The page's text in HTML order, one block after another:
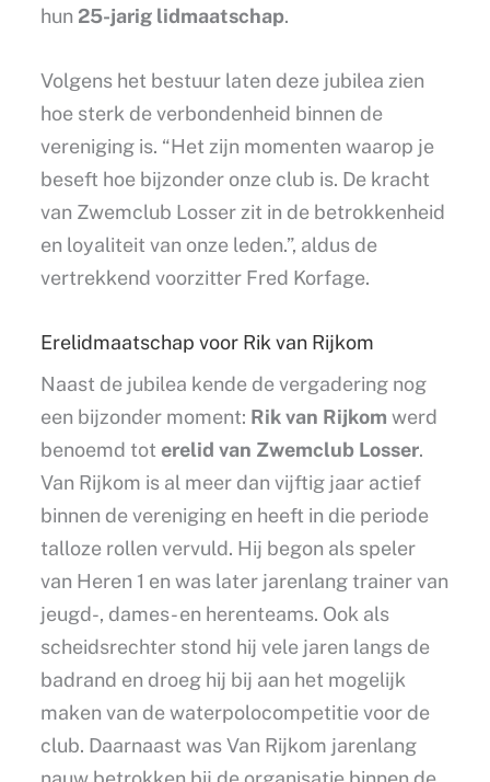
hun 25-jarig lidmaatschap.
Volgens het bestuur laten deze jubilea zien
hoe sterk de verbondenheid binnen de
vereniging is. “Het zijn momenten waarop je
beseft hoe bijzonder onze club is. De kracht
van Zwemclub Losser zit in de betrokkenheid
en loyaliteit van onze leden.”, aldus de
vertrekkend voorzitter Fred Korfage.
Erelidmaatschap voor Rik van Rijkom
Naast de jubilea kende de vergadering nog
een bijzonder moment: Rik van Rijkom werd
benoemd tot erelid van Zwemclub Losser.
Van Rijkom is al meer dan vijftig jaar actief
binnen de vereniging en heeft in die periode
talloze rollen vervuld. Hij begon als speler
van Heren 1 en was later jarenlang trainer van
jeugd-, dames- en herenteams. Ook als
scheidsrechter stond hij vele jaren langs de
badrand en droeg hij bij aan het mogelijk
maken van de waterpolocompetitie voor de
club. Daarnaast was Van Rijkom jarenlang